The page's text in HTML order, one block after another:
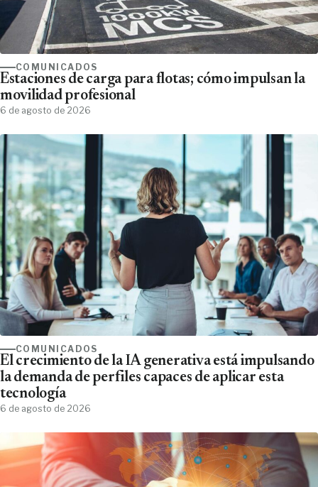
COMUNICADOS
Estaciones de carga para flotas; cómo impulsan la
movilidad profesional
6 de agosto de 2026
COMUNICADOS
El crecimiento de la IA generativa está impulsando
la demanda de perfiles capaces de aplicar esta
tecnología
6 de agosto de 2026